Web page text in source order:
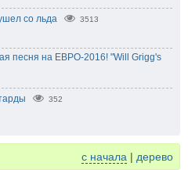
со льда 3513
песня на ЕВРО-2016! "Will Grigg's
352
с начала | дерево